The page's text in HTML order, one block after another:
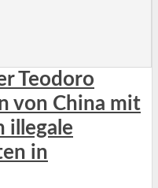
Teodoro
von China mit
illegale
in